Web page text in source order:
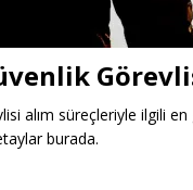
alım süreçleriyle ilgili
burada.